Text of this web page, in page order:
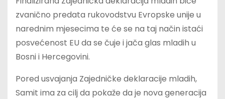
zvanično predata rukovodstvu Evropske unije u
narednim mjesecima te će se na taj način istaći
posvećenost EU da se čuje i jača glas mladih u
Bosni i Hercegovini.
Pored usvajanja Zajedničke deklaracije mladih,
Samit ima za cilj da pokaže da je nova generacija